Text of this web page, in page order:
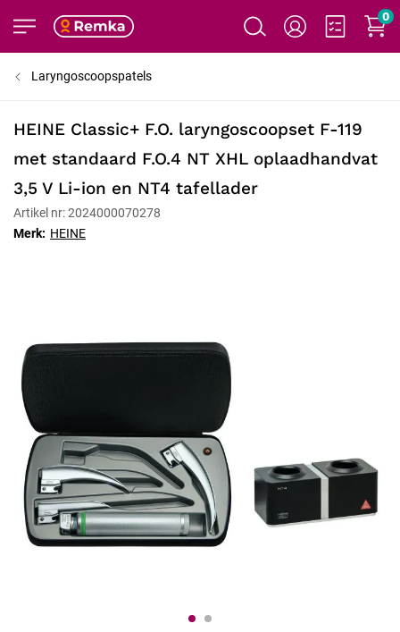
0
Laryngoscoopspatels
HEINE Classic+ F.O. laryngoscoopset F-119
met standaard F.O.4 NT XHL oplaadhandvat
3,5 V Li-ion en NT4 tafellader
Artikel nr: 2024000070278
Merk: HEINE